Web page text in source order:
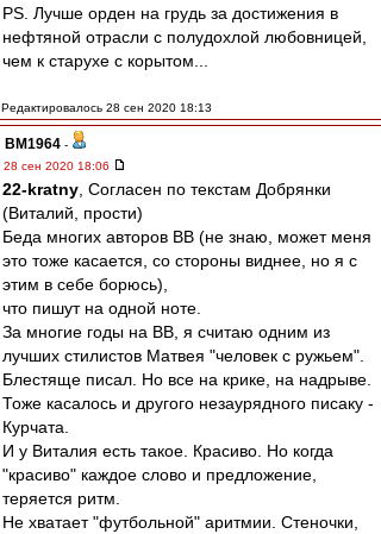
PS. Лучше орден на грудь за достижения в
нефтяной отрасли с полудохлой любовницей,
чем к старухе с корытом...
Редактировалось 28 сен 2020 18:13
BM1964 -
28 сен 2020 18:06
22-kratny , Согласен по текстам Добрянки
(Виталий, прости)
Беда многих авторов ВВ (не знаю, может меня
это тоже касается, со стороны виднее, но я с
этим в себе борюсь),
что пишут на одной ноте.
За многие годы на ВВ, я считаю одним из
лучших стилистов Матвея "человек с ружьем".
Блестяще писал. Но все на крике, на надрыве.
Тоже касалось и другого незаурядного писаку -
Курчата.
И у Виталия есть такое. Красиво. Но когда
"красиво" каждое слово и предложение,
теряется ритм.
Не хватает "футбольной" аритмии. Стеночки,